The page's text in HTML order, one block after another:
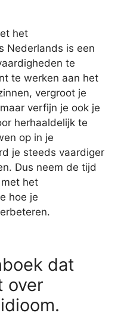
het
Nederlands is een
te
te werken aan het
vergroot je
verfijn je ook je
herhaaldelijk te
op in je
je steeds vaardiger
Dus neem de tijd
het
hoe je
dat
over